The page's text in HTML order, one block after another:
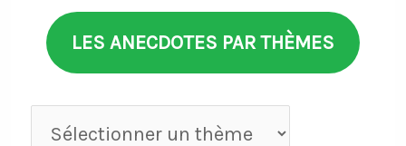
LES ANECDOTES PAR THÈMES
Anecdotes